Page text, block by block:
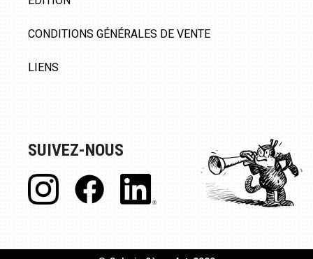
CONDITIONS GÉNÉRALES DE VENTE
LIENS
SUIVEZ-NOUS